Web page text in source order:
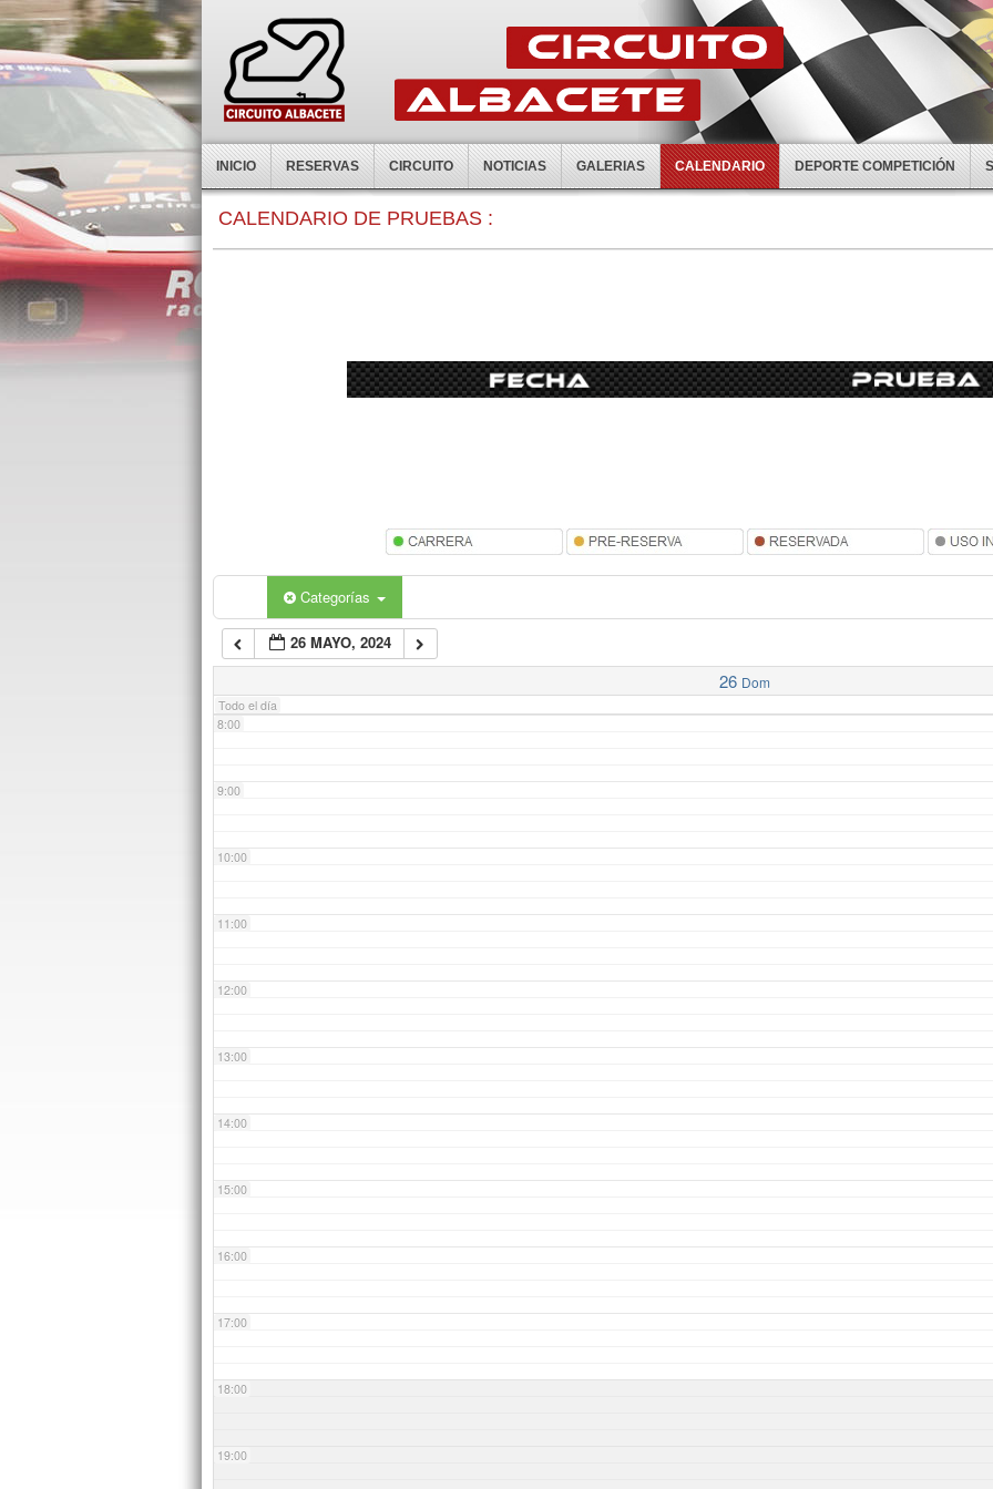
INICIO RESERVAS CIRCUITO NOTICIAS GALERIAS CALENDARIO DEPORTE COMPETICIÓN
CALENDARIO DE PRUEBAS :
Categorías
26 MAYO, 2024
26 Dom
Todo el día
0:00
7:00
8:00
9:00
10:00
11:00
12:00
13:00
14:00
15:00
16:00
17:00
18:00
19:00